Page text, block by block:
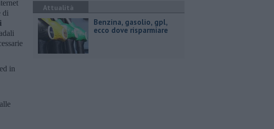
di
in
Attualità
​Benzina, gasolio, gpl,
ecco dove risparmiare